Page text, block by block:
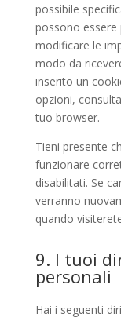
possibile
possono essere
modificare le
modo da
inserito un
opzioni,
tuo browser.
Tieni presente
funzionare
disabilitati. Se
verranno
quando
9. I tuoi
personali
Hai i seguenti